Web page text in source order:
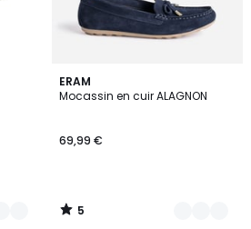
ERAM
Mocassin en cuir ALAGNON
69,99 €
5
/
4
Couleurs
5
/